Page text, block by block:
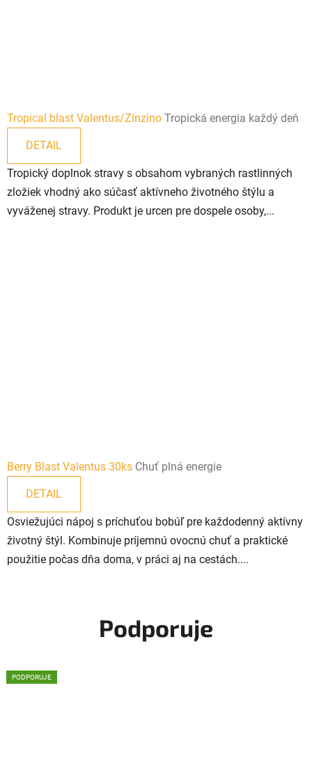
Tropical blast Valentus/Zinzino Tropická energia každý deň
DETAIL
Tropický doplnok stravy s obsahom vybraných rastlinných
zložiek vhodný ako súčasť aktívneho životného štýlu a
vyváženej stravy. Produkt je urcen pre dospele osoby,...
Berry Blast Valentus 30ks Chuť plná energie
DETAIL
Osviežujúci nápoj s príchuťou bobúľ pre každodenný aktívny
životný štýl. Kombinuje príjemnú ovocnú chuť a praktické
použitie počas dňa doma, v práci aj na cestách....
Podporuje
PODPORUJE
PODPORUJE